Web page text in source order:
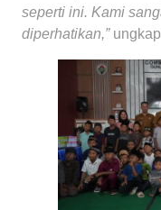
seperti ini. Kami
diperhatikan,”ungkap